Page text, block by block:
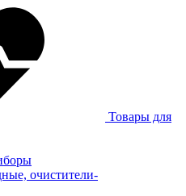
Товары для
очистители-